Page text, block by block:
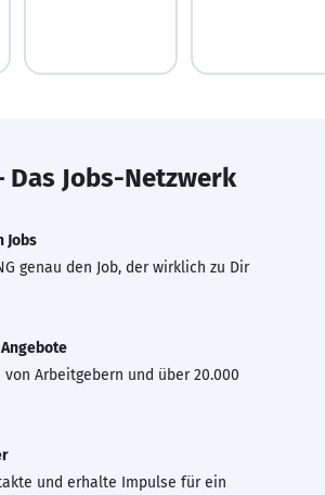
Das Jobs-Netzwerk
Jobs
genau den Job, der wirklich zu Dir
von Arbeitgebern und über 20.000
und erhalte Impulse für ein